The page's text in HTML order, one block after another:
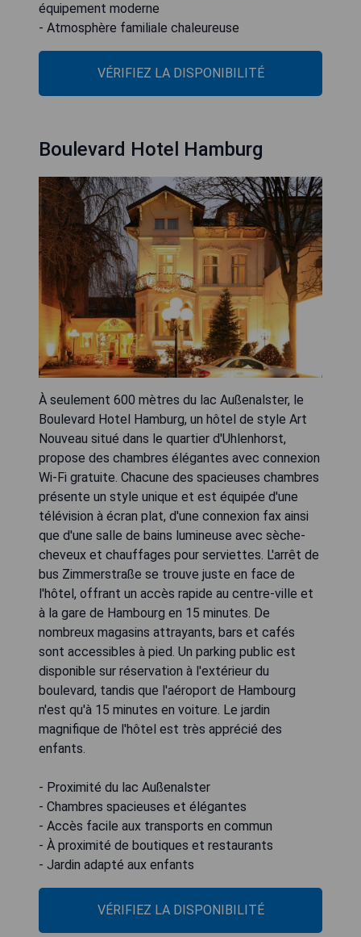
équipement moderne
- Atmosphère familiale chaleureuse
VÉRIFIEZ LA DISPONIBILITÉ
Boulevard Hotel Hamburg
À seulement 600 mètres du lac Außenalster, le
Boulevard Hotel Hamburg, un hôtel de style Art
Nouveau situé dans le quartier d'Uhlenhorst,
propose des chambres élégantes avec connexion
Wi-Fi gratuite. Chacune des spacieuses chambres
présente un style unique et est équipée d'une
télévision à écran plat, d'une connexion fax ainsi
que d'une salle de bains lumineuse avec sèche-
cheveux et chauffages pour serviettes. L'arrêt de
bus Zimmerstraße se trouve juste en face de
l'hôtel, offrant un accès rapide au centre-ville et
à la gare de Hambourg en 15 minutes. De
nombreux magasins attrayants, bars et cafés
sont accessibles à pied. Un parking public est
disponible sur réservation à l'extérieur du
boulevard, tandis que l'aéroport de Hambourg
n'est qu'à 15 minutes en voiture. Le jardin
magnifique de l'hôtel est très apprécié des
enfants.
- Proximité du lac Außenalster
- Chambres spacieuses et élégantes
- Accès facile aux transports en commun
- À proximité de boutiques et restaurants
- Jardin adapté aux enfants
VÉRIFIEZ LA DISPONIBILITÉ